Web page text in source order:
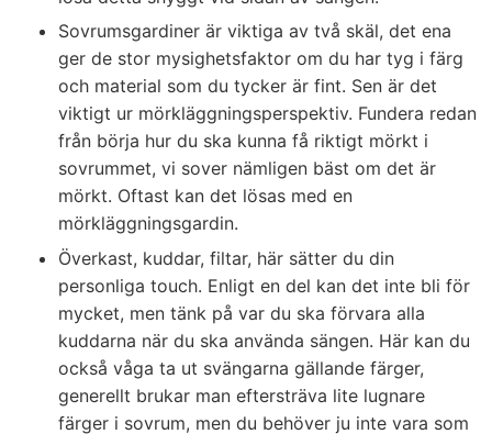
Sovrumsgardiner är viktiga av två skäl, det ena
ger de stor mysighetsfaktor om du har tyg i färg
och material som du tycker är fint. Sen är det
viktigt ur mörkläggningsperspektiv. Fundera redan
från börja hur du ska kunna få riktigt mörkt i
sovrummet, vi sover nämligen bäst om det är
mörkt. Oftast kan det lösas med en
mörkläggningsgardin.
Överkast, kuddar, filtar, här sätter du din
personliga touch. Enligt en del kan det inte bli för
mycket, men tänk på var du ska förvara alla
kuddarna när du ska använda sängen. Här kan du
också våga ta ut svängarna gällande färger,
generellt brukar man eftersträva lite lugnare
färger i sovrum, men du behöver ju inte vara som